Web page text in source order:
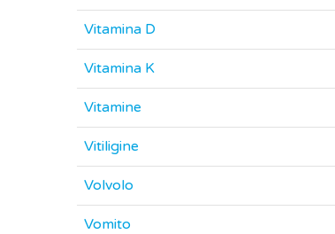
Vitamina D
Vitamina K
Vitamine
Vitiligine
Volvolo
Vomito